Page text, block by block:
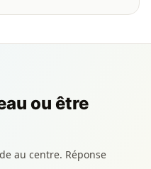
ou être
au centre. Réponse